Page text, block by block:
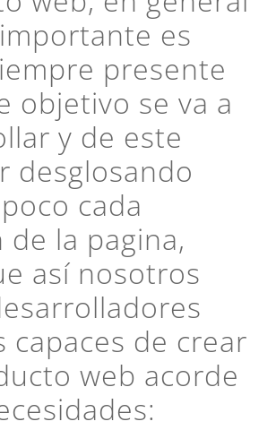
es
presente
objetivo se va a
y de este
desglosando
cada
la pagina,
así nosotros
capaces de crear
web acorde